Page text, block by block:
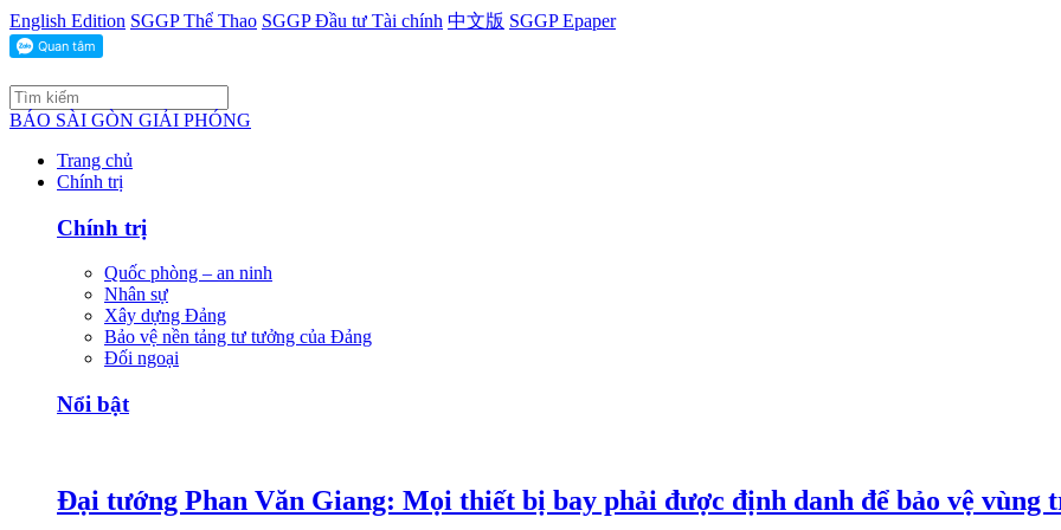
English Edition SGGP Thể Thao SGGP Đầu tư Tài chính 中文版 SGGP Epaper
BÁO SÀI GÒN GIẢI PHÓNG
Trang chủ
Chính trị
Chính trị
Quốc phòng – an ninh
Nhân sự
Xây dựng Đảng
Bảo vệ nền tảng tư tưởng của Đảng
Đối ngoại
Nổi bật
Đại tướng Phan Văn Giang: Mọi thiết bị bay phải được định danh để bảo vệ vùng